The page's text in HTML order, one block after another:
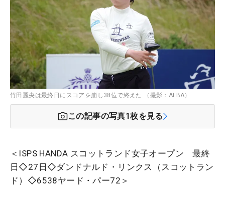
竹田麗央は最終日にスコアを崩し38位で終えた （撮影：ALBA）
この記事の写真1枚を見る
＜ISPS HANDA スコットランド女子オープン 最終
日◇27日◇ダンドナルド・リンクス（スコットラン
ド）◇6538ヤード・パー72＞